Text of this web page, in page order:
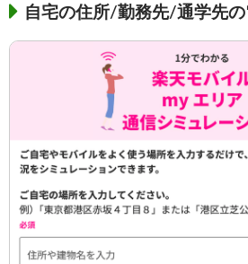
自宅の住所/勤務先/通学先